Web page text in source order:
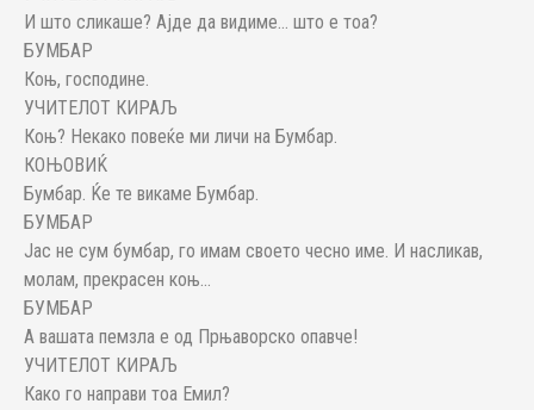
И што сликаше? Ајде да видиме… што е тоа?
БУМБАР
Коњ, господине.
УЧИТЕЛОТ КИРАЉ
Коњ? Некако повеќе ми личи на Бумбар.
КОЊОВИЌ
Бумбар. Ќе те викаме Бумбар.
БУМБАР
Јас не сум бумбар, го имам своето чесно име. И насликав,
молам, прекрасен коњ…
БУМБАР
А вашата пемзла е од Прњаворско опавче!
УЧИТЕЛОТ КИРАЉ
Како го направи тоа Емил?